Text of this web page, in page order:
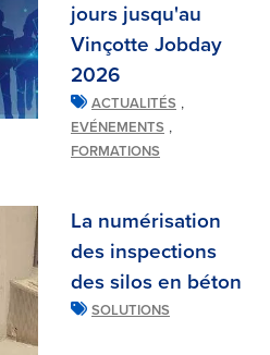
jours jusqu'au
Vinçotte Jobday
2026
ACTUALITÉS ,
EVÉNEMENTS ,
FORMATIONS
La numérisation
des inspections
des silos en béton
SOLUTIONS